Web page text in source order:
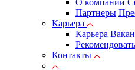
О компании
Партнеры
Карьера
Карьера
Контакты